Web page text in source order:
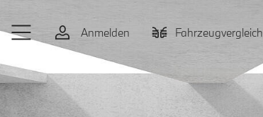
Anmelden
Fahrzeugvergleich